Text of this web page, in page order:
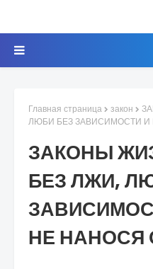
Главная страница закон
ЛЮБИ БЕЗ ЗАВИСИМОСТИ
ЗАКОНЫ
БЕЗ ЛЖИ,
НЕ НАНОСЯ